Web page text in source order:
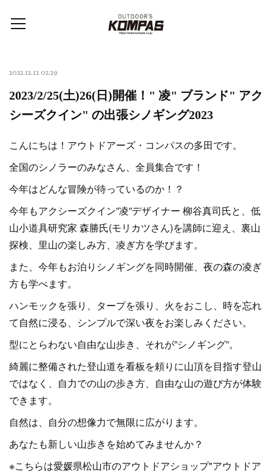
2022.12.12 02:29
2023/2/25(土)26(日)開催！" 凌" ブランド" アク
シーズクイン" の出張シノギング2023
こんにちは！アウトドアーズ・コンパスの多田です。
全国のシノラーのみなさん、全員集合です！
今年はどんな冒険が待っているのか！？
今年もアクシーズクイン”凌”デザイナー 柳谷真司氏と、低
山小道具研究家 森勝氏(モリカツさん)を講師に迎え、裏山
探検、里山の楽しみ方、凌ぎ方を学びます。
また、今年もお泊りシノギングを同時開催、夜の森の凌ぎ
方も学べます。
ハンモックを張り、タープを張り、火をおこし、時を忘れ
て自然に浸る、シンプルで深い夜をお楽しみください。
型にとらわない自由な山歩き、それが”シノギング”。
綺麗に整備された登山道を看板を頼りに山頂を目指す登山
ではなく、自力での山の歩き方、自由な山の遊び方が体験
できます。
自然は、自分の想像力で無限に広がります。
あなたも新しい山歩きを始めてみませんか？
※こちらは愛媛県松山市のアウトドアショップ"アウトドア